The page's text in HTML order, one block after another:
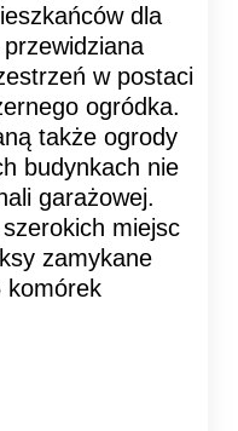
dla
przewidziana
w postaci
ogródka.
także ogrody
budynkach nie
garażowej.
miejsc
zamykane
komórek